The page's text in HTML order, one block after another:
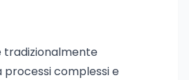
tradizionalmente
complessi e